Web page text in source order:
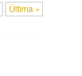
Última »